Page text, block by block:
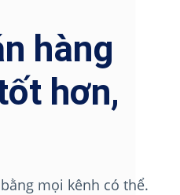
hàng
hơn,
mọi kênh có thể.